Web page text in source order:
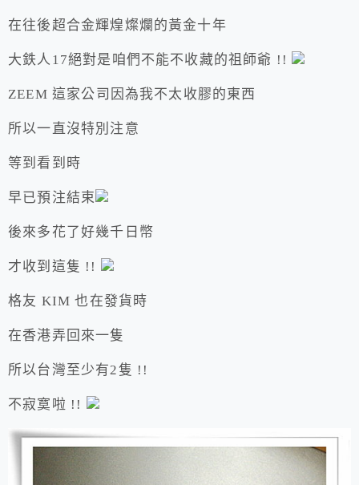
在往後超合金輝煌燦爛的黃金十年
大鉄人17絕對是咱們不能不收藏的祖師爺 !!
ZEEM 這家公司因為我不太收膠的東西
所以一直沒特別注意
等到看到時
早已預注結束
後來多花了好幾千日幣
才收到這隻 !!
格友 KIM 也在發貨時
在香港弄回來一隻
所以台灣至少有2隻 !!
不寂寞啦 !!